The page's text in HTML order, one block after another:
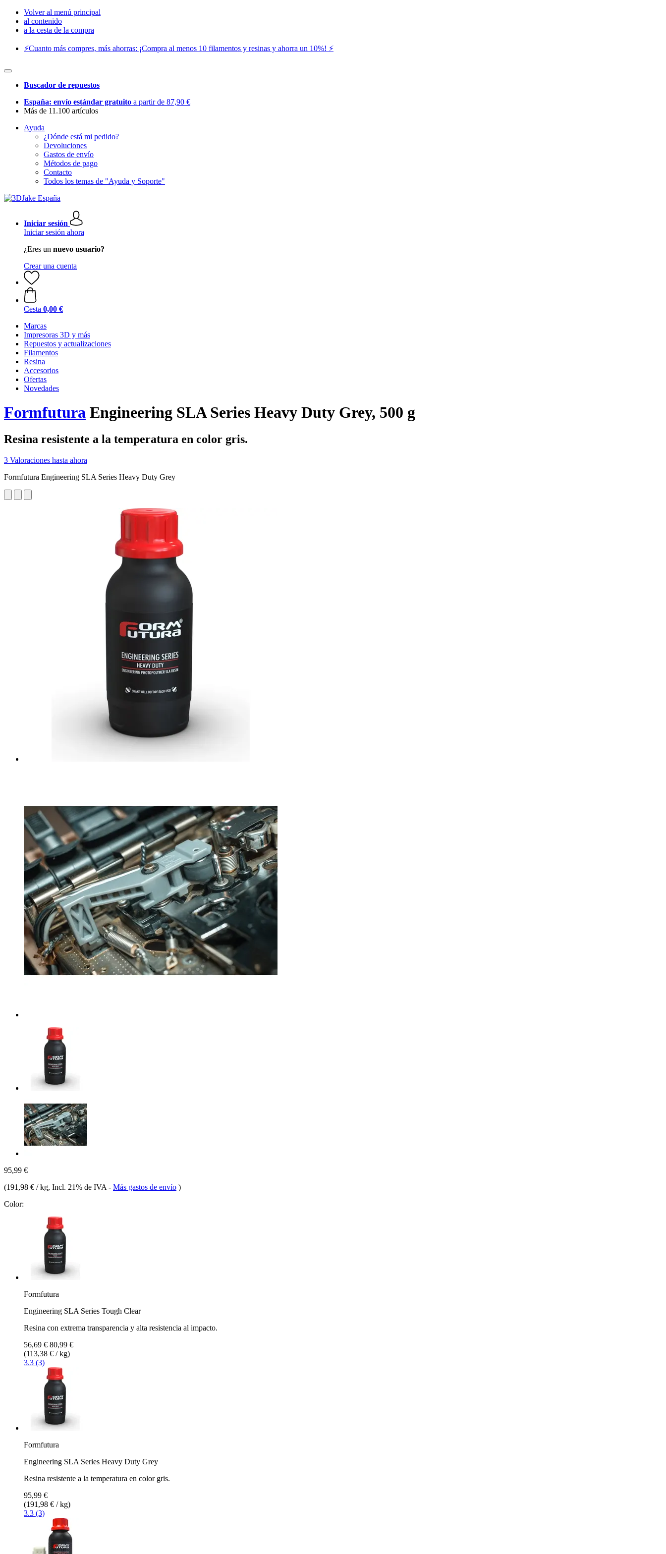
Volver al menú principal
al contenido
a la cesta de la compra
⚡️Cuanto más compres, más ahorras: ¡Compra al menos 10 filamentos y resinas y ahorra un 10%! ⚡️
Buscador de repuestos
España: envío estándar gratuito a partir de 87,90 €
Más de 11.100 artículos
Ayuda
¿Dónde está mi pedido?
Devoluciones
Gastos de envío
Métodos de pago
Contacto
Todos los temas de "Ayuda y Soporte"
Iniciar sesión
Iniciar sesión ahora
¿Eres un nuevo usuario?
Crear una cuenta
Cesta 0,00 €
Marcas
Impresoras 3D y más
Repuestos y actualizaciones
Filamentos
Resina
Accesorios
Ofertas
Novedades
Formfutura Engineering SLA Series Heavy Duty Grey, 500 g
Resina resistente a la temperatura en color gris.
3 Valoraciones hasta ahora
Formfutura Engineering SLA Series Heavy Duty Grey
95,99 €
(191,98 € / kg, Incl. 21% de IVA - Más gastos de envío )
Color:
Formfutura
Engineering SLA Series Tough Clear
Resina con extrema transparencia y alta resistencia al impacto.
56,69 € 80,99 €
(113,38 € / kg)
3.3 (3)
Formfutura
Engineering SLA Series Heavy Duty Grey
Resina resistente a la temperatura en color gris.
95,99 €
(191,98 € / kg)
3.3 (3)